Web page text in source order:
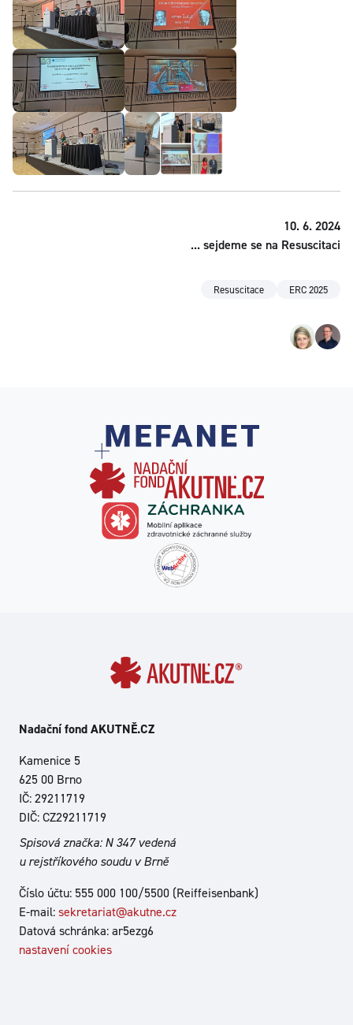
10. 6. 2024
... sejdeme se na Resuscitaci
Resuscitace ERC 2025
Nadační fond AKUTNĚ.CZ
Kamenice 5
625 00 Brno
IČ: 29211719
DIČ: CZ29211719
Spisová značka: N 347 vedená
u rejstříkového soudu v Brně
Číslo účtu: 555 000 100/5500 (Reiffeisenbank)
E-mail:sekretariat@akutne.cz
Datová schránka: ar5ezg6
nastavení cookies